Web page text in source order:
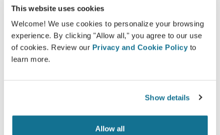
This website uses cookies
Welcome! We use cookies to personalize your browsing
experience. By clicking "Allow all," you agree to our use
of cookies. Review our Privacy and Cookie Policy to
learn more.
Show details
Allow all
pacientes a fazerem suas escolhas.
satisfeitas ou muito satisfeitas com a cirurgia
depois de terem visto a simulação 3D antes da
operação*.